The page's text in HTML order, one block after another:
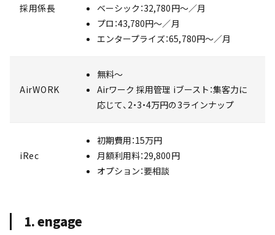
採用係長
ベーシック：32,780円〜／月
プロ：43,780円〜／月
エンタープライズ：65,780円〜／月
AirWORK
無料〜
Airワーク 採用管理 iブースト：集客力に
応じて、2・3・4万円の3ラインナップ
iRec
初期費用：15万円
月額利用料：29,800円
オプション：要相談
1. engage